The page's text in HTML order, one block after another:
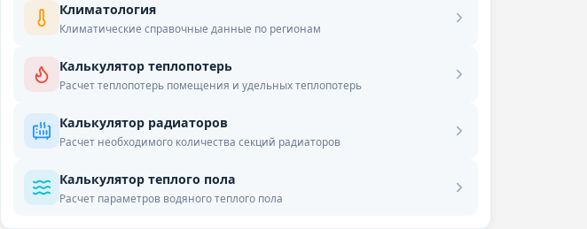
Климатология
Климатические справочные данные по регионам
Калькулятор теплопотерь
Расчет теплопотерь помещения и удельных теплопотерь
Калькулятор радиаторов
Расчет необходимого количества секций радиаторов
Калькулятор теплого пола
Расчет параметров водяного теплого пола